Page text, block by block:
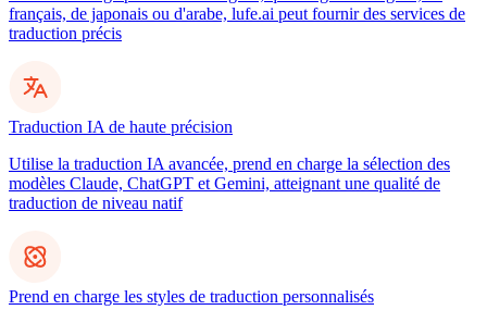
français, de japonais ou d'arabe, lufe.ai peut fournir des services de
traduction précis
Traduction IA de haute précision
Utilise la traduction IA avancée, prend en charge la sélection des
modèles Claude, ChatGPT et Gemini, atteignant une qualité de
traduction de niveau natif
Prend en charge les styles de traduction personnalisés